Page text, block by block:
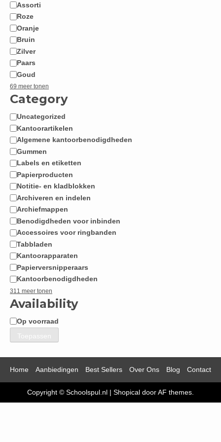
Assorti
Roze
Oranje
Bruin
Zilver
Paars
Goud
69 meer tonen
Category
Categorie
Uncategorized
Kantoorartikelen
Algemene kantoorbenodigdheden
Gummen
Labels en etiketten
Papierproducten
Notitie- en kladblokken
Archiveren en indelen
Archiefmappen
Benodigdheden voor inbinden
Accessoires voor ringbanden
Tabbladen
Kantoorapparaten
Papierversnipperaars
Kantoorbenodigdheden
311 meer tonen
Availability
Beschikbaarheid
Op voorraad
Toepassen
Home Aanbiedingen Best Sellers Over Ons Blog Contact
Copyright © Schoolspul.nl | Shopical door AF themes.